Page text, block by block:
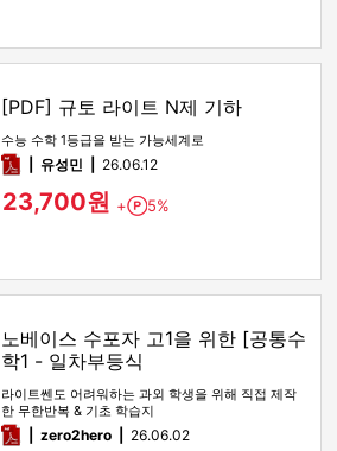
[PDF] 규토 라이트 N제 기하
수능 수학 1등급을 받는 가능세계로
pdf유성민 26.06.12
23,700원 + Point
5%
노베이스 수포자 고1을 위한 [공통수
학1 - 일차부등식
라이트쎈도 어려워하는 과외 학생을 위해 직접 제작
한 무한반복 & 기초 학습지
pdfzero2hero 26.06.02